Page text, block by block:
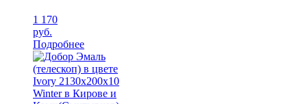
1 170
руб.
Подробнее